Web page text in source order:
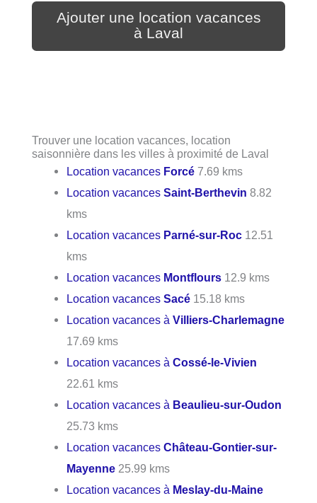
Ajouter une location vacances
à Laval
Trouver une location vacances, location
saisonnière dans les villes à proximité de Laval
Location vacances Forcé 7.69 kms
Location vacancesSaint-Berthevin 8.82
kms
Location vacances Parné-sur-Roc 12.51
kms
Location vacances Montflours 12.9 kms
Location vacancesSacé 15.18 kms
Location vacances àVilliers-Charlemagne
17.69 kms
Location vacances àCossé-le-Vivien
22.61 kms
Location vacances à Beaulieu-sur-Oudon
25.73 kms
Location vacancesChâteau-Gontier-sur-
Mayenne 25.99 kms
Location vacances à Meslay-du-Maine